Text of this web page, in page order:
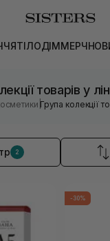
ТІЛОДІММЕРЧ
товарів у
|Група колекції
2
-30%